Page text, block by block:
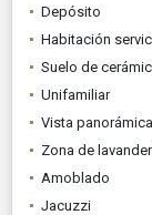
Depósito
Habitación
Suelo de
Unifamiliar
Vista panorámica
Zona de
Amoblado
Jacuzzi